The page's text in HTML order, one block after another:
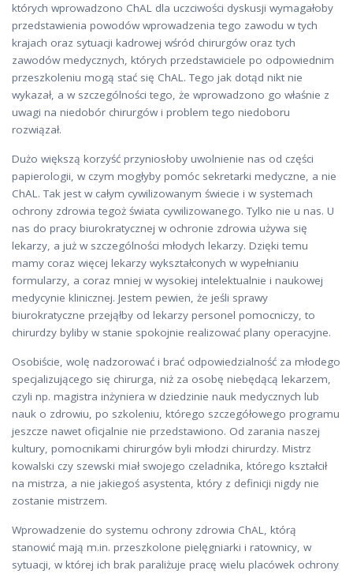
których wprowadzono ChAL dla uczciwości dyskusji wymagałoby
przedstawienia powodów wprowadzenia tego zawodu w tych
krajach oraz sytuacji kadrowej wśród chirurgów oraz tych
zawodów medycznych, których przedstawiciele po odpowiednim
przeszkoleniu mogą stać się ChAL. Tego jak dotąd nikt nie
wykazał, a w szczególności tego, że wprowadzono go właśnie z
uwagi na niedobór chirurgów i problem tego niedoboru
rozwiązał.
Dużo większą korzyść przyniosłoby uwolnienie nas od części
papierologii, w czym mogłyby pomóc sekretarki medyczne, a nie
ChAL. Tak jest w całym cywilizowanym świecie i w systemach
ochrony zdrowia tegoż świata cywilizowanego. Tylko nie u nas. U
nas do pracy biurokratycznej w ochronie zdrowia używa się
lekarzy, a już w szczególności młodych lekarzy. Dzięki temu
mamy coraz więcej lekarzy wykształconych w wypełnianiu
formularzy, a coraz mniej w wysokiej intelektualnie i naukowej
medycynie klinicznej. Jestem pewien, że jeśli sprawy
biurokratyczne przejąłby od lekarzy personel pomocniczy, to
chirurdzy byliby w stanie spokojnie realizować plany operacyjne.
Osobiście, wolę nadzorować i brać odpowiedzialność za młodego
specjalizującego się chirurga, niż za osobę niebędącą lekarzem,
czyli np. magistra inżyniera w dziedzinie nauk medycznych lub
nauk o zdrowiu, po szkoleniu, którego szczegółowego programu
jeszcze nawet oficjalnie nie przedstawiono. Od zarania naszej
kultury, pomocnikami chirurgów byli młodzi chirurdzy. Mistrz
kowalski czy szewski miał swojego czeladnika, którego kształcił
na mistrza, a nie jakiegoś asystenta, który z definicji nigdy nie
zostanie mistrzem.
Wprowadzenie do systemu ochrony zdrowia ChAL, którą
stanowić mają m.in. przeszkolone pielęgniarki i ratownicy, w
sytuacji, w której ich brak paraliżuje pracę wielu placówek ochrony